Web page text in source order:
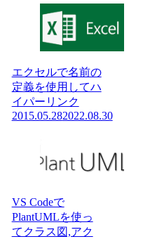
エクセルで名前の
定義を使用してハ
イパーリンク
2015.05.282022.08.30
VS Codeで
PlantUMLを使っ
てクラス図,アク